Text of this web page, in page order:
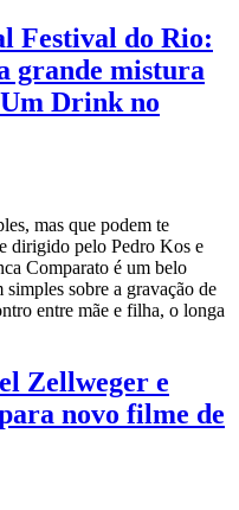
Festival do Rio:
grande mistura
Drink no
mas que podem te
dirigido pelo Pedro Kos e
Comparato é um belo
sobre a gravação de
entre mãe e filha, o longa
Zellweger e
novo filme de